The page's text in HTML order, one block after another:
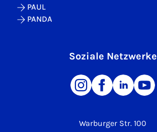
Warburger Str. 100
PAUL
PANDA
Soziale Netzwerke